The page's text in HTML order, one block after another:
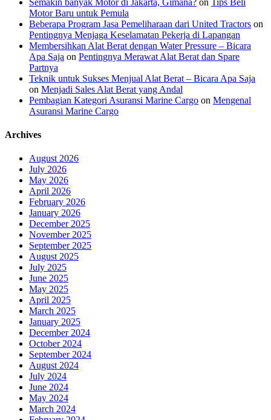
Motor Baru untuk Pemula
Beberapa Program Jasa Pemeliharaan dari United Tractors on
Pentingnya Menjaga Keselamatan Pekerja di Lapangan
Membersihkan Alat Berat dengan Water Pressure – Bicara
Apa Saja on Pentingnya Merawat Alat Berat dan Spare
Partnya
Teknik untuk Sukses Menjual Alat Berat – Bicara Apa Saja
on Menjadi Sales Alat Berat yang Andal
Pembagian Kategori Asuransi Marine Cargo on Mengenal
Asuransi Marine Cargo
Archives
August 2026
July 2026
May 2026
April 2026
February 2026
January 2026
December 2025
November 2025
September 2025
August 2025
July 2025
June 2025
May 2025
April 2025
March 2025
January 2025
December 2024
October 2024
September 2024
August 2024
July 2024
June 2024
May 2024
March 2024